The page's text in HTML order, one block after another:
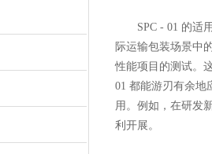
SPC - 01 的适用
际运输包装场景中
性能项目的测试。
01 都能游刃有余地
用。例如，在研发
利开展。